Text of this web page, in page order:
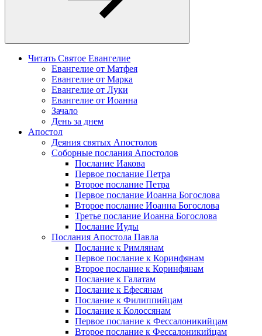
Читать Святое Евангелие
Евангелие от Матфея
Евангелие от Марка
Евангелие от Луки
Евангелие от Иоанна
Зачало
День за днем
Апостол
Деяния святых Апостолов
Соборные послания Апостолов
Послание Иакова
Первое послание Петра
Второе послание Петра
Первое послание Иоанна Богослова
Второе послание Иоанна Богослова
Третье послание Иоанна Богослова
Послание Иуды
Послания Апостола Павла
Послание к Римлянам
Первое послание к Коринфянам
Второе послание к Коринфянам
Послание к Галатам
Послание к Ефесянам
Послание к Филиппийцам
Послание к Колоссянам
Первое послание к Фессалоникийцам
Второе послание к Фессалоникийцам